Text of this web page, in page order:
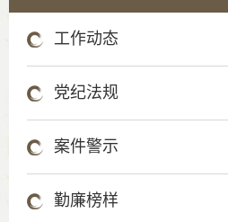
工作动态
党纪法规
案件警示
勤廉榜样